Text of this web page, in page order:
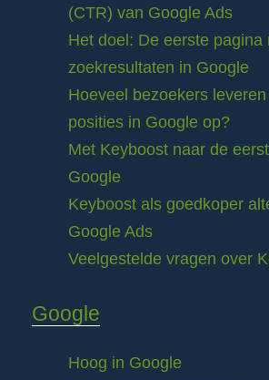
(CTR) van Google Ads
Het doel: De eerste pagina
zoekresultaten in Google
Hoeveel bezoekers
posities in Google op?
Met Keyboost naar de
Google
Keyboost als goedkoper
Google Ads
Veelgestelde vragen over
Google
Hoog in Google